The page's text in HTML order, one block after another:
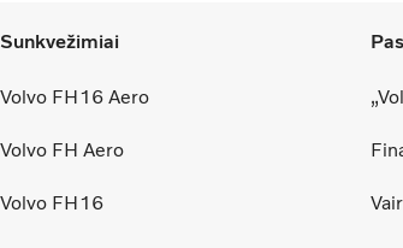
Sunkvežimiai
Volvo FH16 Aero
Volvo FH Aero
Volvo FH16